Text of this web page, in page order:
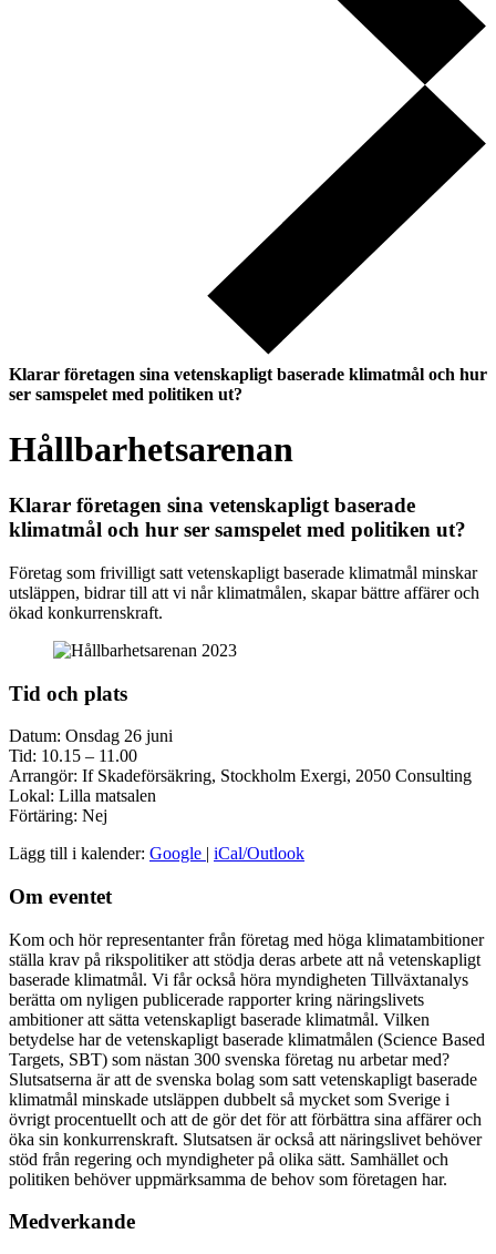
Klarar företagen sina vetenskapligt baserade klimatmål och hur
ser samspelet med politiken ut?
Hållbarhetsarenan
Klarar företagen sina vetenskapligt baserade
klimatmål och hur ser samspelet med politiken ut?
Företag som frivilligt satt vetenskapligt baserade klimatmål minskar
utsläppen, bidrar till att vi når klimatmålen, skapar bättre affärer och
ökad konkurrenskraft.
Tid och plats
Datum: Onsdag 26 juni
Tid: 10.15 – 11.00
Arrangör: If Skadeförsäkring, Stockholm Exergi, 2050 Consulting
Lokal: Lilla matsalen
Förtäring: Nej
Lägg till i kalender: Google | iCal/Outlook
Om eventet
Kom och hör representanter från företag med höga klimatambitioner
ställa krav på rikspolitiker att stödja deras arbete att nå vetenskapligt
baserade klimatmål. Vi får också höra myndigheten Tillväxtanalys
berätta om nyligen publicerade rapporter kring näringslivets
ambitioner att sätta vetenskapligt baserade klimatmål. Vilken
betydelse har de vetenskapligt baserade klimatmålen (Science Based
Targets, SBT) som nästan 300 svenska företag nu arbetar med?
Slutsatserna är att de svenska bolag som satt vetenskapligt baserade
klimatmål minskade utsläppen dubbelt så mycket som Sverige i
övrigt procentuellt och att de gör det för att förbättra sina affärer och
öka sin konkurrenskraft. Slutsatsen är också att näringslivet behöver
stöd från regering och myndigheter på olika sätt. Samhället och
politiken behöver uppmärksamma de behov som företagen har.
Medverkande